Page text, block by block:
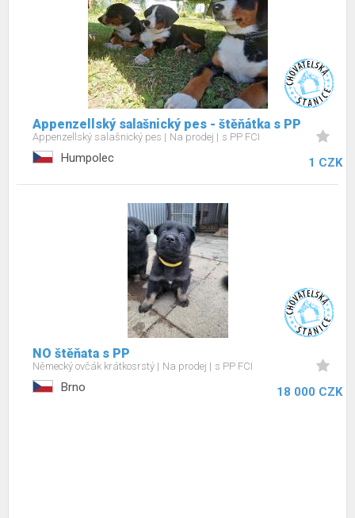
Appenzellský salašnický pes - štěňátka s PP
Appenzellský salašnický pes Na prodej s PP FCI
Humpolec 1 CZK
NO štěňata s PP
Německý ovčák krátkosrstý Na prodej s PP FCI
Brno 18 000 CZK